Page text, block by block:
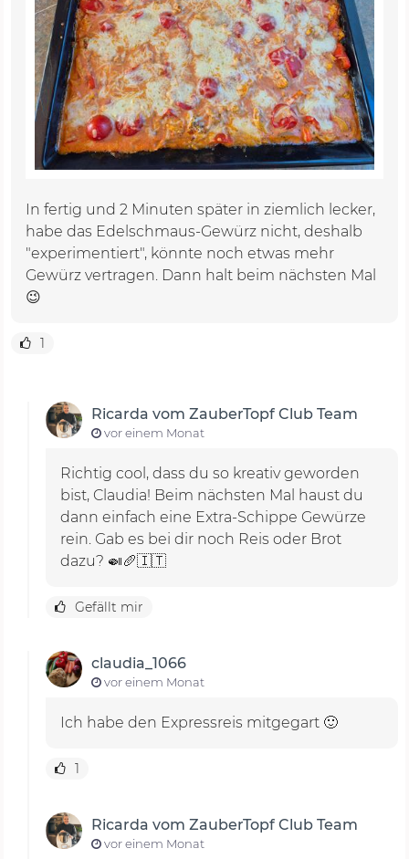
In fertig und 2 Minuten später in ziemlich lecker,
habe das Edelschmaus-Gewürz nicht, deshalb
"experimentiert", könnte noch etwas mehr
Gewürz vertragen. Dann halt beim nächsten Mal
😉
1
Ricarda vom ZauberTopf Club Team
vor einem Monat
Richtig cool, dass du so kreativ geworden
bist, Claudia! Beim nächsten Mal haust du
dann einfach eine Extra-Schippe Gewürze
rein. Gab es bei dir noch Reis oder Brot
dazu? 🍛🥖🇮🇹
Gefällt mir
claudia_1066
vor einem Monat
Ich habe den Expressreis mitgegart 🙂
1
Ricarda vom ZauberTopf Club Team
vor einem Monat